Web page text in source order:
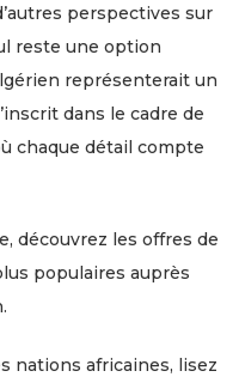
perspectives sur
reste une option
représenterait un
dans le cadre de
chaque détail compte
découvrez les offres de
populaires auprès
nations africaines, lisez